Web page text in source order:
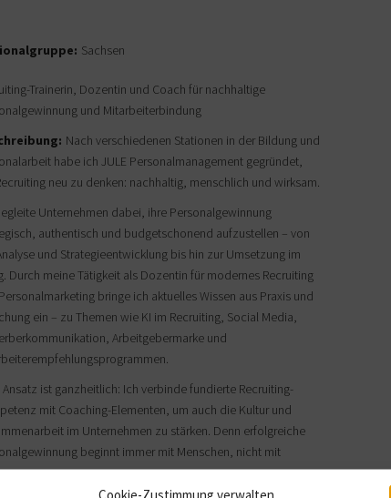
Cookie-Zustimmung verwalten
Sachsen
Trainerin, Dozentin und Coach für nachhaltige
und Mitarbeiterbindung
Nach verschiedenen Stationen in der Bildung und
habe ich JULE Personalmanagement gegründet,
neu zu denken: nachhaltig, menschlich und wirksam.
Unternehmen dabei, ihre Personalgewinnung
authentisch und budgetschonend aufzustellen – von
und Strategieentwicklung bis hin zur Umsetzung im
Durch meine Tätigkeit als Dozentin für modernes Recruiting
bringe ich aktuelles Wissen aus Praxis und
ein – zu Themen wie KI im Recruiting, Social Media,
Arbeitgebermarke und
Ansatz ist ganzheitlich: Ich verbinde fundierte Recruiting-
mit Coaching-Elementen, um auch die Kultur und
im Unternehmen zu stärken. Denn erfolgreiche
beginnt immer mit Menschen, nicht mit